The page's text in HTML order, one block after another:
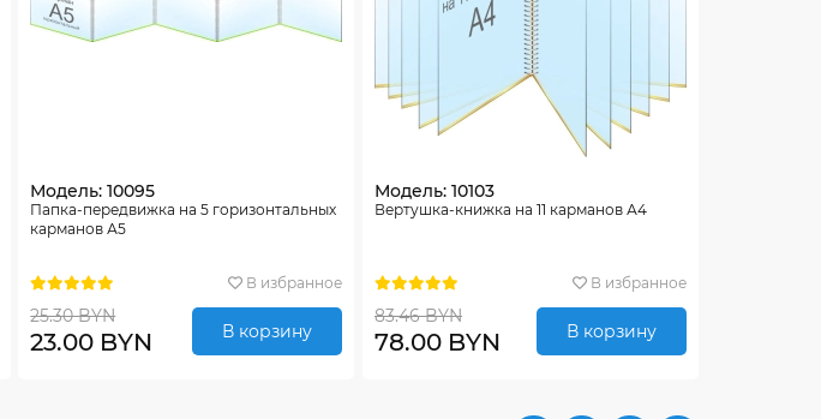
Модель: 10095
Папка-передвижка на 5 горизонтальных
карманов А5
В избранное
25.30 BYN
23.00 BYN В корзину
Модель: 10103
Вертушка-книжка на 11 карманов А4
В избранное
83.46 BYN
78.00 BYN В корзину